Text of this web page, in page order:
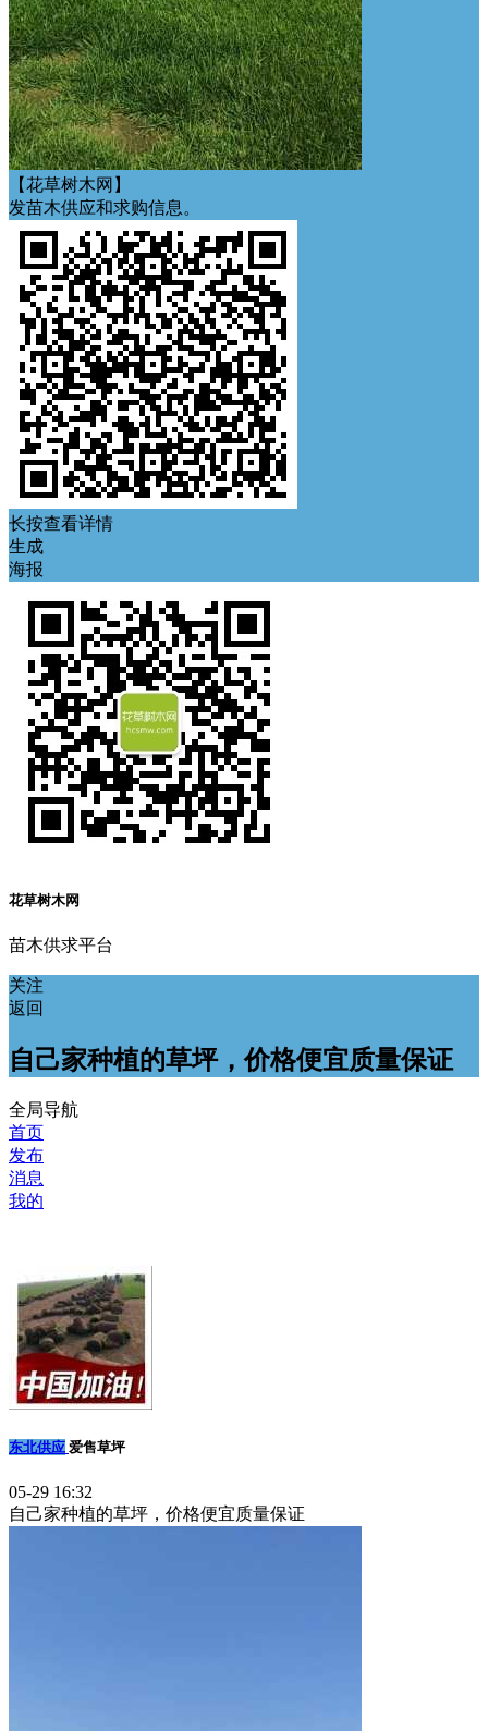
【花草树木网】
发苗木供应和求购信息。
长按查看详情
生成
海报
花草树木网
苗木供求平台
关注
返回
自己家种植的草坪，价格便宜质量保证
全局导航
首页
发布
消息
我的
东北供应 爱售草坪
05-29 16:32
自己家种植的草坪，价格便宜质量保证